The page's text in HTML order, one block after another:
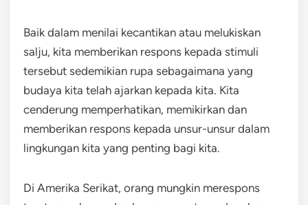
Baik dalam menilai kecantikan atau melukiskan
salju, kita memberikan respons kepada stimuli
tersebut sedemikian rupa sebagaimana yang
budaya kita telah ajarkan kepada kita. Kita
cenderung memperhatikan, memikirkan dan
memberikan respons kepada unsur-unsur dalam
lingkungan kita yang penting bagi kita.
Di Amerika Serikat, orang mungkin merespons